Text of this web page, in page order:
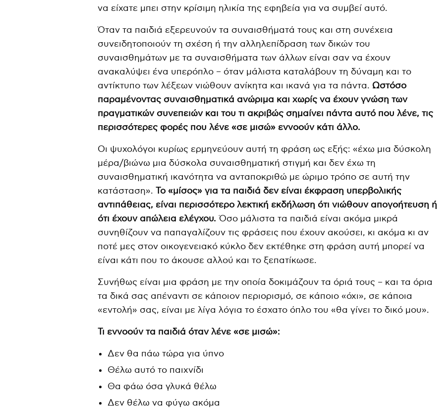
να είχατε μπει στην κρίσιμη ηλικία της εφηβεία για να συμβεί αυτό.
Όταν τα παιδιά εξερευνούν τα συναισθήματά τους και στη συνέχεια
συνειδητοποιούν τη σχέση ή την αλληλεπίδραση των δικών του
συναισθημάτων με τα συναισθήματα των άλλων είναι σαν να έχουν
ανακαλύψει ένα υπερόπλο – όταν μάλιστα καταλάβουν τη δύναμη και το
αντίκτυπο των λέξεων νιώθουν ανίκητα και ικανά για τα πάντα. Ωστόσο
παραμένοντας συναισθηματικά ανώριμα και χωρίς να έχουν γνώση των
πραγματικών συνεπειών και του τι ακριβώς σημαίνει πάντα αυτό που λένε, τις
περισσότερες φορές που λένε «σε μισώ» εννοούν κάτι άλλο.
Οι ψυχολόγοι κυρίως ερμηνεύουν αυτή τη φράση ως εξής: «έχω μια δύσκολη
μέρα/βιώνω μια δύσκολα συναισθηματική στιγμή και δεν έχω τη
συναισθηματική ικανότητα να ανταποκριθώ με ώριμο τρόπο σε αυτή την
κατάσταση».Το «μίσος» για τα παιδιά δεν είναι έκφραση υπερβολικής
αντιπάθειας, είναι περισσότερο λεκτική εκδήλωση ότι νιώθουν απογοήτευση ή
ότι έχουν απώλεια ελέγχου. Όσο μάλιστα τα παιδιά είναι ακόμα μικρά
συνηθίζουν να παπαγαλίζουν τις φράσεις που έχουν ακούσει, κι ακόμα κι αν
ποτέ μες στον οικογενειακό κύκλο δεν εκτέθηκε στη φράση αυτή μπορεί να
είναι κάτι που το άκουσε αλλού και το ξεπατίκωσε.
Συνήθως είναι μια φράση με την οποία δοκιμάζουν τα όριά τους – και τα όρια
τα δικά σας απέναντι σε κάποιον περιορισμό, σε κάποιο «όχι», σε κάποια
«εντολή» σας, είναι με λίγα λόγια το έσχατο όπλο του «θα γίνει το δικό μου».
Τι εννοούν τα παιδιά όταν λένε «σε μισώ»:
Δεν θα πάω τώρα για ύπνο
Θέλω αυτό το παιχνίδι
Θα φάω όσα γλυκά θέλω
Δεν θέλω να φύγω ακόμα